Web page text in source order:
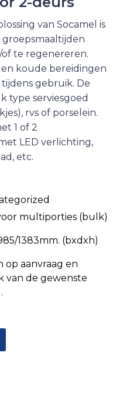
van Socamel is
te regenereren.
koude bereidingen
gebruik. De
type serviesgoed
rvs of porselein.
1 of 2
LED verlichting,
etc.
multiporties (bulk)
1383mm. (bxdxh)
op aanvraag en
van de gewenste